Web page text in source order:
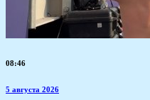
08:46
5 августа 2026